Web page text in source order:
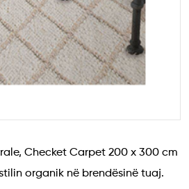
Checket Carpet 200 x 300 cm
organik në brendësinë tuaj.